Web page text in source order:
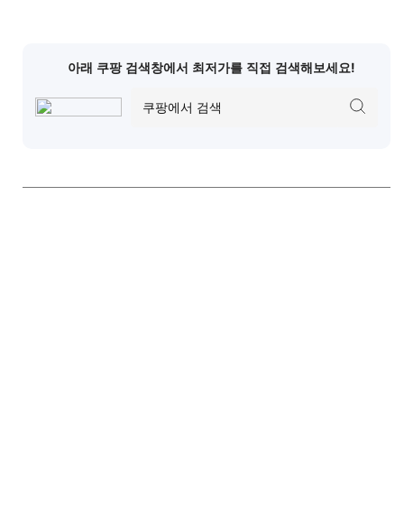
아래 쿠팡 검색창에서 최저가를 직접 검색해보세요!